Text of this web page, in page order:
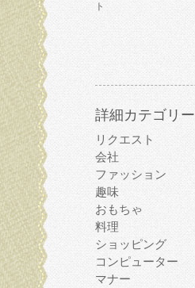
ト
詳細カテゴリー
リクエスト
会社
ファッション
趣味
おもちゃ
料理
ショッピング
コンピューター
マナー